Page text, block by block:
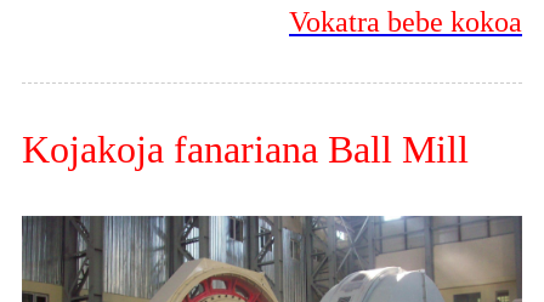
Vokatra bebe kokoa
Kojakoja fanariana Ball Mill